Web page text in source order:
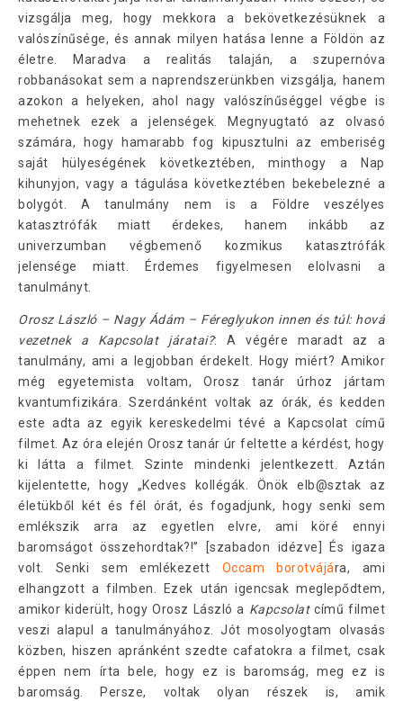
vizsgálja meg, hogy mekkora a bekövetkezésüknek a
valószínűsége, és annak milyen hatása lenne a Földön az
életre. Maradva a realitás talaján, a szupernóva
robbanásokat sem a naprendszerünkben vizsgálja, hanem
azokon a helyeken, ahol nagy valószínűséggel végbe is
mehetnek ezek a jelenségek. Megnyugtató az olvasó
számára, hogy hamarabb fog kipusztulni az emberiség
saját hülyeségének következtében, minthogy a Nap
kihunyjon, vagy a tágulása következtében bekebelezné a
bolygót. A tanulmány nem is a Földre veszélyes
katasztrófák miatt érdekes, hanem inkább az
univerzumban végbemenő kozmikus katasztrófák
jelensége miatt. Érdemes figyelmesen elolvasni a
tanulmányt.
Orosz László – Nagy Ádám – Féreglyukon innen és túl: hová
vezetnek a Kapcsolat járatai?: A végére maradt az a
tanulmány, ami a legjobban érdekelt. Hogy miért? Amikor
még egyetemista voltam, Orosz tanár úrhoz jártam
kvantumfizikára. Szerdánként voltak az órák, és kedden
este adta az egyik kereskedelmi tévé a Kapcsolat című
filmet. Az óra elején Orosz tanár úr feltette a kérdést, hogy
ki látta a filmet. Szinte mindenki jelentkezett. Aztán
kijelentette, hogy „Kedves kollégák. Önök elb@sztak az
életükből két és fél órát, és fogadjunk, hogy senki sem
emlékszik arra az egyetlen elvre, ami köré ennyi
baromságot összehordtak?!” [szabadon idézve] És igaza
volt. Senki sem emlékezett Occam borotvájára, ami
elhangzott a filmben. Ezek után igencsak meglepődtem,
amikor kiderült, hogy Orosz László a Kapcsolatcímű filmet
veszi alapul a tanulmányához. Jót mosolyogtam olvasás
közben, hiszen apránként szedte cafatokra a filmet, csak
éppen nem írta bele, hogy ez is baromság, meg ez is
baromság. Persze, voltak olyan részek is, amik